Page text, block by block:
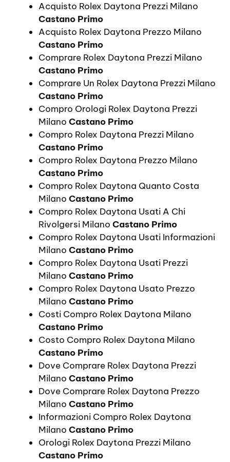
Acquisto Rolex Daytona Prezzi Milano
Castano Primo
Acquisto Rolex Daytona Prezzo Milano
Castano Primo
Comprare Rolex Daytona Prezzi Milano
Castano Primo
Comprare Un Rolex Daytona Prezzi Milano
Castano Primo
Compro Orologi Rolex Daytona Prezzi
Milano Castano Primo
Compro Rolex Daytona Prezzi Milano
Castano Primo
Compro Rolex Daytona Prezzo Milano
Castano Primo
Compro Rolex Daytona Quanto Costa
Milano Castano Primo
Compro Rolex Daytona Usati A Chi
Rivolgersi Milano Castano Primo
Compro Rolex Daytona Usati Informazioni
Milano Castano Primo
Compro Rolex Daytona Usati Prezzi
Milano Castano Primo
Compro Rolex Daytona Usato Prezzo
Milano Castano Primo
Costi Compro Rolex Daytona Milano
Castano Primo
Costo Compro Rolex Daytona Milano
Castano Primo
Dove Comprare Rolex Daytona Prezzi
Milano Castano Primo
Dove Comprare Rolex Daytona Prezzo
Milano Castano Primo
Informazioni Compro Rolex Daytona
Milano Castano Primo
Orologi Rolex Daytona Prezzi Milano
Castano Primo